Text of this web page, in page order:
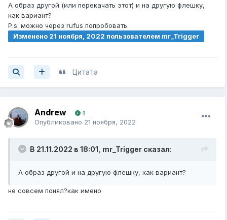
А образ другой (или перекачать этот) и на другую флешку,
как вариант?
P.s. можно через rufus попробовать.
Изменено 21 ноября, 2022 пользователем mr_Trigger
Цитата
Andrew 1
Опубликовано 21 ноября, 2022
В 21.11.2022 в 18:01, mr_Trigger сказал:
А образ другой и на другую флешку, как вариант?
не совсем понял?как имено